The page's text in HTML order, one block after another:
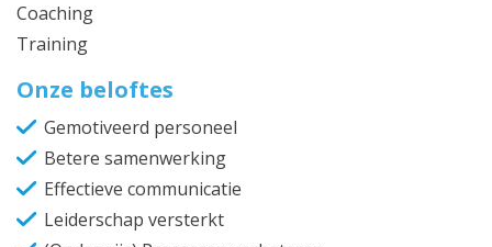
Coaching
Training
Onze beloftes
Gemotiveerd personeel
Betere samenwerking
Effectieve communicatie
Leiderschap versterkt